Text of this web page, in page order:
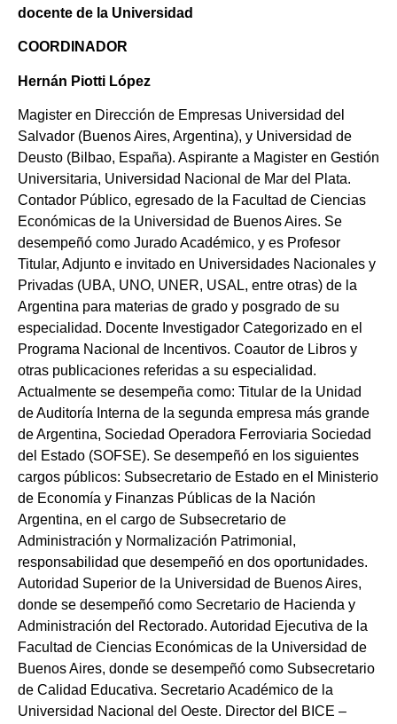
docente de la Universidad
COORDINADOR
Hernán Piotti López
Magister en Dirección de Empresas Universidad del
Salvador (Buenos Aires, Argentina), y Universidad de
Deusto (Bilbao, España). Aspirante a Magister en Gestión
Universitaria, Universidad Nacional de Mar del Plata.
Contador Público, egresado de la Facultad de Ciencias
Económicas de la Universidad de Buenos Aires. Se
desempeñó como Jurado Académico, y es Profesor
Titular, Adjunto e invitado en Universidades Nacionales y
Privadas (UBA, UNO, UNER, USAL, entre otras) de la
Argentina para materias de grado y posgrado de su
especialidad. Docente Investigador Categorizado en el
Programa Nacional de Incentivos. Coautor de Libros y
otras publicaciones referidas a su especialidad.
Actualmente se desempeña como: Titular de la Unidad
de Auditoría Interna de la segunda empresa más grande
de Argentina, Sociedad Operadora Ferroviaria Sociedad
del Estado (SOFSE). Se desempeñó en los siguientes
cargos públicos: Subsecretario de Estado en el Ministerio
de Economía y Finanzas Públicas de la Nación
Argentina, en el cargo de Subsecretario de
Administración y Normalización Patrimonial,
responsabilidad que desempeñó en dos oportunidades.
Autoridad Superior de la Universidad de Buenos Aires,
donde se desempeñó como Secretario de Hacienda y
Administración del Rectorado. Autoridad Ejecutiva de la
Facultad de Ciencias Económicas de la Universidad de
Buenos Aires, donde se desempeñó como Subsecretario
de Calidad Educativa. Secretario Académico de la
Universidad Nacional del Oeste. Director del BICE –